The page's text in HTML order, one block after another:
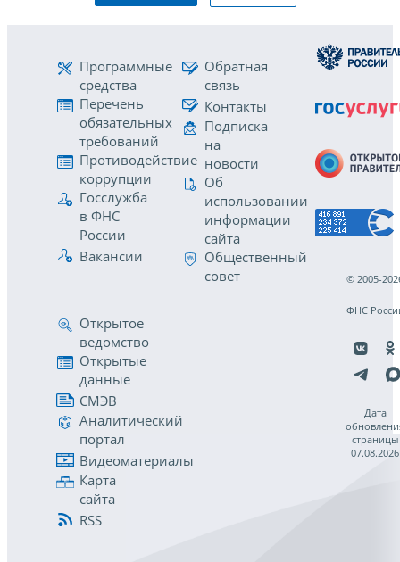
Программные
средства
Перечень
обязательных
требований
Противодействие
коррупции
Госслужба
в ФНС
России
Вакансии
Обратная
связь
Контакты
Подписка
на
новости
Об
использовании
информации
сайта
Общественный
совет
Открытое
ведомство
Открытые
данные
СМЭВ
Аналитический
портал
Видеоматериалы
Карта
сайта
RSS
© 2005-
ФНС
Дата
страницы
07.08.2026